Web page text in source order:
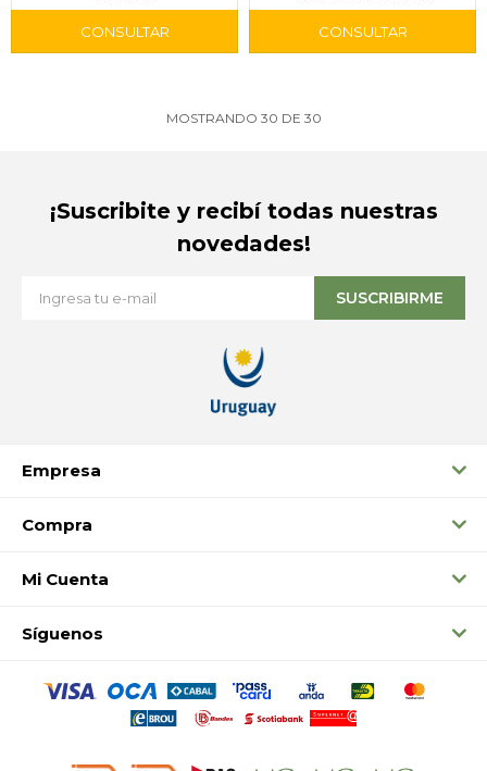
MOSTRANDO 30 DE 30
Empresa
Compra
Mi Cuenta
Síguenos
¡Suscribite y recibí todas nuestras
novedades!
SUSCRIBIRME